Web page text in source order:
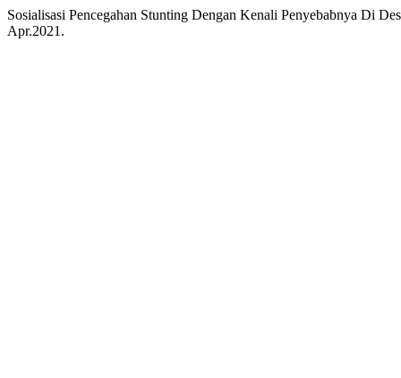
Sosialisasi Pencegahan Stunting Dengan Kenali Penyebabnya Di
Apr.2021.